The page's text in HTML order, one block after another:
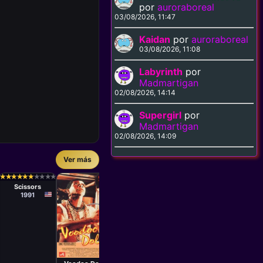
Ver más
★
★★
★★
★★
★★
★★
★★
★★
★★
★★
★
Frank De
Felitta
Scissors
1991
Película
Andrée
Pelletier
Película
Película
porauroraboreal
03/08/2026, 11:47
Kaidan porauroraboreal
03/08/2026, 11:08
Labyrinth por
Madmartigan
02/08/2026, 14:14
Supergirl por
Madmartigan
02/08/2026, 14:09